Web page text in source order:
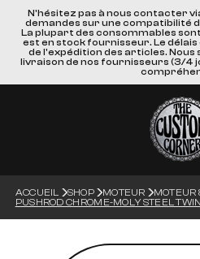
N'hésitez pas à nous contacter
demandes sur une compatibilité
La plupart des consommables
est en stock fournisseur. Le
de l'expédition des articles. Nous
livraison de nos fournisseurs (3/4
ACCUEIL SHOP MOTEUR
MOTEUR
PUSHROD CHROME-MOLY STEEL